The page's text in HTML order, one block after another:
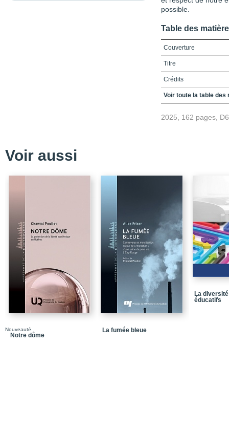
possible.
Table des
Couverture
Titre
Crédits
Remerciements
Liste des sigles et
PARTIE A — EXPOSÉ
Cas à l’étude
Chronologie
PARTIE B —
Analyse du cas
Notes de fin
Voir toute la table des
2025, 162 pages,
Voir aussi
Nouveauté
Notre dôme
La fumée bleue
La
éducatifs